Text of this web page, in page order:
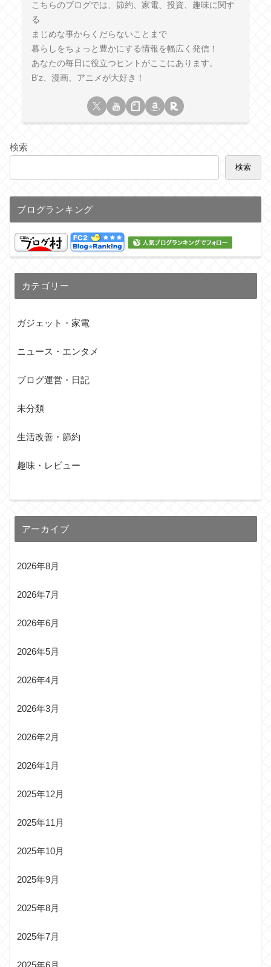
こちらのブログでは、節約、家電、投資、趣味に関す
る
まじめな事からくだらないことまで
暮らしをちょっと豊かにする情報を幅広く発信！
あなたの毎日に役立つヒントがここにあります。
B'z、漫画、アニメが大好き！
検索
検索
ブログランキング
カテゴリー
ガジェット・家電
ニュース・エンタメ
ブログ運営・日記
未分類
生活改善・節約
趣味・レビュー
アーカイブ
2026年8月
2026年7月
2026年6月
2026年5月
2026年4月
2026年3月
2026年2月
2026年1月
2025年12月
2025年11月
2025年10月
2025年9月
2025年8月
2025年7月
2025年6月